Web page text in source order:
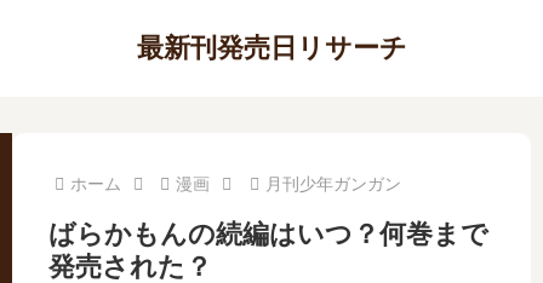
最新刊発売日リサーチ
ホーム 漫画 月刊少年ガンガン
ばらかもんの続編はいつ？何巻まで
発売された？